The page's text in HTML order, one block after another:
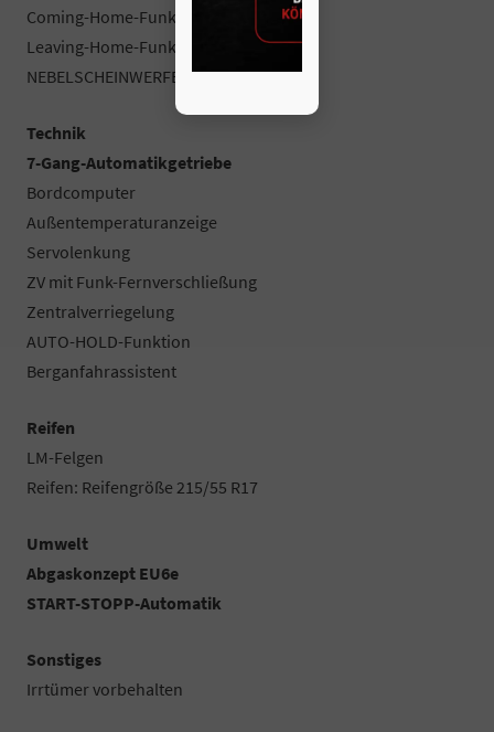
Coming-Home-Funktion
Leaving-Home-Funktion
NEBELSCHEINWERFER
Technik
7-Gang-Automatikgetriebe
Bordcomputer
Außentemperaturanzeige
Servolenkung
ZV mit Funk-Fernverschließung
Zentralverriegelung
AUTO-HOLD-Funktion
Berganfahrassistent
Reifen
LM-Felgen
Reifen: Reifengröße 215/55 R17
Umwelt
Abgaskonzept EU6e
START-STOPP-Automatik
Sonstiges
Irrtümer vorbehalten